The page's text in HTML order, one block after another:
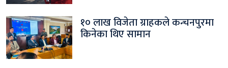
१० लाख विजेता ग्राहकले कन्चनपुरमा
किनेका थिए सामान